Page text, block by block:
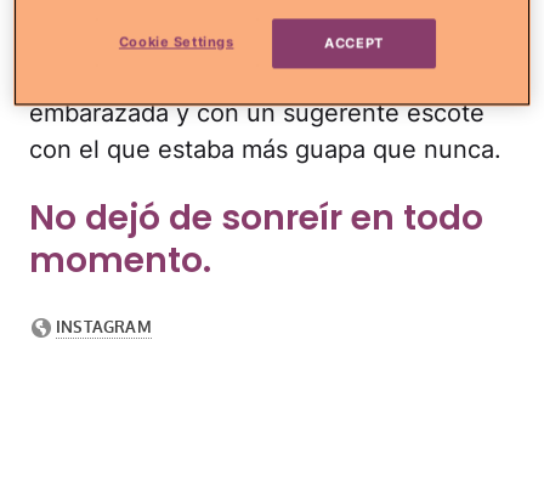
vestido blanco ceñido al cuerpo
para mostrar su preciosa silueta de
embarazada y con un sugerente escote
con el que estaba más guapa que nunca.
No dejó de sonreír en todo
momento.
Cookie Settings ACCEPT